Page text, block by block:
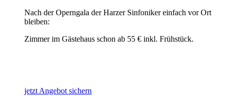
Nach der Operngala der Harzer Sinfoniker einfach vor Ort
bleiben:
Zimmer im Gästehaus schon ab 55 € inkl. Frühstück.
jetzt Angebot sichern